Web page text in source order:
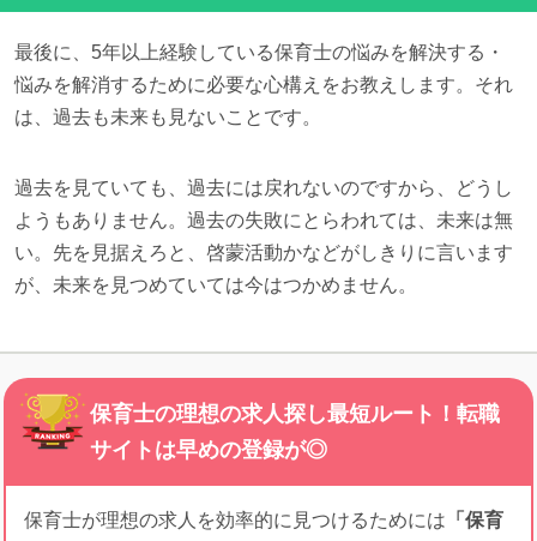
最後に、5年以上経験している保育士の悩みを解決する・
悩みを解消するために必要な心構えをお教えします。それ
は、過去も未来も見ないことです。
過去を見ていても、過去には戻れないのですから、どうし
ようもありません。過去の失敗にとらわれては、未来は無
い。先を見据えろと、啓蒙活動かなどがしきりに言います
が、未来を見つめていては今はつかめません。
保育士の理想の求人探し最短ルート！転職
サイトは早めの登録が◎
保育士が理想の求人を効率的に見つけるためには 「保育